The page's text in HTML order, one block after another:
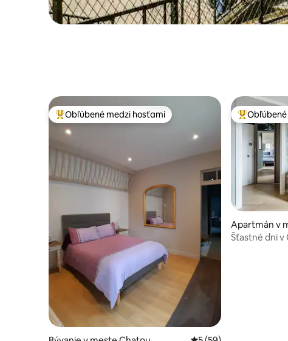
Najobľúbenejšie medzi hosťami
Obľúbené medzi hosťami
Apartmán v
ur-Seine
Šťastné dni v